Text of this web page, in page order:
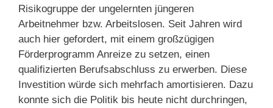
Risikogruppe der ungelernten jüngeren
Arbeitnehmer bzw. Arbeitslosen. Seit Jahren wird
auch hier gefordert, mit einem großzügigen
Förderprogramm Anreize zu setzen, einen
qualifizierten Berufsabschluss zu erwerben. Diese
Investition würde sich mehrfach amortisieren. Dazu
konnte sich die Politik bis heute nicht durchringen,